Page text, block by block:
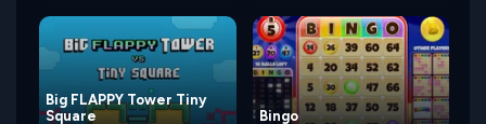
Big FLAPPY Tower Tiny
Square
Bingo